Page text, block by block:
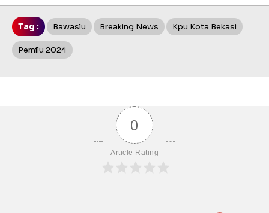
Tag : Bawaslu Breaking News Kpu Kota Bekasi
Pemilu 2024
0
Article Rating